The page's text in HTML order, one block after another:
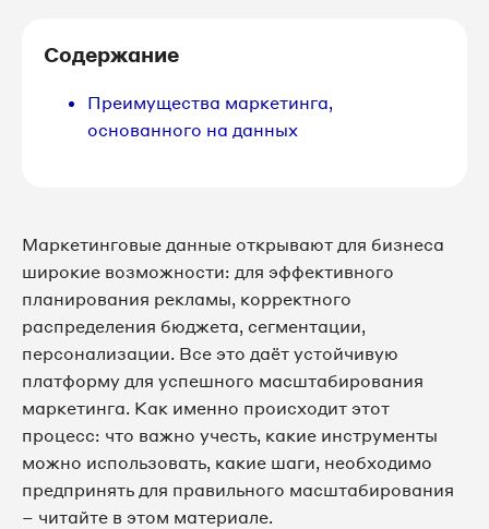
Содержание
Преимущества маркетинга,
основанного на данных
Маркетинговые данные открывают для бизнеса
широкие возможности: для эффективного
планирования рекламы, корректного
распределения бюджета, сегментации,
персонализации. Все это даёт устойчивую
платформу для успешного масштабирования
маркетинга. Как именно происходит этот
процесс: что важно учесть, какие инструменты
можно использовать, какие шаги, необходимо
предпринять для правильного масштабирования
– читайте в этом материале.